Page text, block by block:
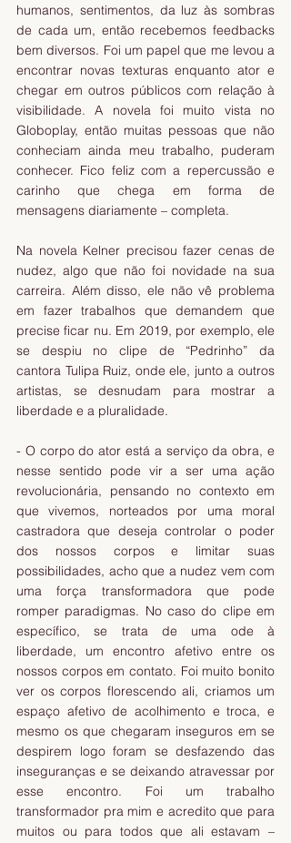
humanos, sentimentos, da luz às sombras
de cada um, então recebemos feedbacks
bem diversos. Foi um papel que me levou a
encontrar novas texturas enquanto ator e
chegar em outros públicos com relação à
visibilidade. A novela foi muito vista no
Globoplay, então muitas pessoas que não
conheciam ainda meu trabalho, puderam
conhecer. Fico feliz com a repercussão e
carinho que chega em forma de
mensagens diariamente – completa.
Na novela Kelner precisou fazer cenas de
nudez, algo que não foi novidade na sua
carreira. Além disso, ele não vê problema
em fazer trabalhos que demandem que
precise ficar nu. Em 2019, por exemplo, ele
se despiu no clipe de “Pedrinho” da
cantora Tulipa Ruiz, onde ele, junto a outros
artistas, se desnudam para mostrar a
liberdade e a pluralidade.
- O corpo do ator está a serviço da obra, e
nesse sentido pode vir a ser uma ação
revolucionária, pensando no contexto em
que vivemos, norteados por uma moral
castradora que deseja controlar o poder
dos nossos corpos e limitar suas
possibilidades, acho que a nudez vem com
uma força transformadora que pode
romper paradigmas. No caso do clipe em
específico, se trata de uma ode à
liberdade, um encontro afetivo entre os
nossos corpos em contato. Foi muito bonito
ver os corpos florescendo ali, criamos um
espaço afetivo de acolhimento e troca, e
mesmo os que chegaram inseguros em se
despirem logo foram se desfazendo das
inseguranças e se deixando atravessar por
esse encontro. Foi um trabalho
transformador pra mim e acredito que para
muitos ou para todos que ali estavam –